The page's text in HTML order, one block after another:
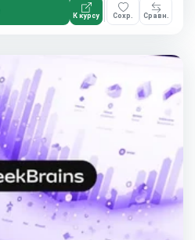
К курсу Сохр. Сравн.